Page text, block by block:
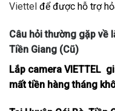
Viettel để được hỗ trợ
Câu hỏi thường gặp về
Tiền Giang (Cũ)
Lắp camera VIETTEL
mất tiền hàng tháng